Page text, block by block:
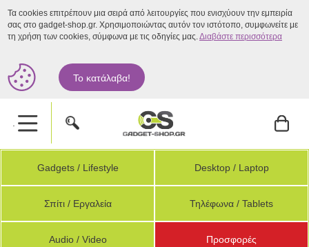
Τα cookies επιτρέπουν μια σειρά από λειτουργίες που ενισχύουν την εμπειρία
σας στο gadget-shop.gr. Χρησιμοποιώντας αυτόν τον ιστότοπο, συμφωνείτε με
τη χρήση των cookies, σύμφωνα με τις οδηγίες μας.Διαβάστε περισσότερα
Το κατάλαβα!
.
Gadgets / Lifestyle Desktop / Laptop
Σπίτι / Εργαλεία Τηλέφωνα / Tablets
Audio / Video Προσφορές